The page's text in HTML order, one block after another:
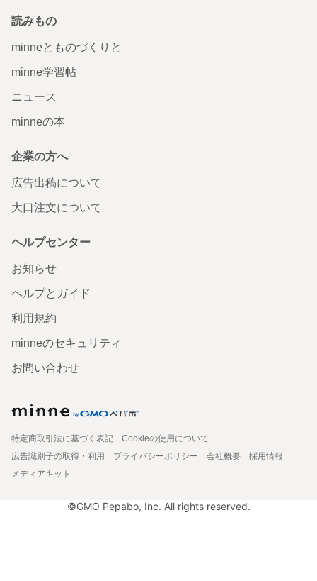
読みもの
minneとものづくりと
minne学習帖
ニュース
minneの本
企業の方へ
広告出稿について
大口注文について
ヘルプセンター
お知らせ
ヘルプとガイド
利用規約
minneのセキュリティ
お問い合わせ
特定商取引法に基づく表記
Cookieの使用について
広告識別子の取得・利用
プライバシーポリシー 会社概要
採用情報
メディアキット
©GMO Pepabo, Inc. All rights reserved.